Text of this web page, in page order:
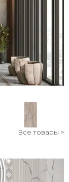
Все товары >